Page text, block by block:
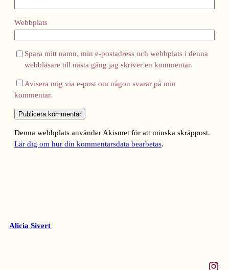
Webbplats
Spara mitt namn, min e-postadress och webbplats i denna
webbläsare till nästa gång jag skriver en kommentar.
Avisera mig via e-post om någon svarar på min
kommentar.
Denna webbplats använder Akismet för att minska skräppost.
Lär dig om hur din kommentarsdata bearbetas.
Alicia Sivert
Instagram